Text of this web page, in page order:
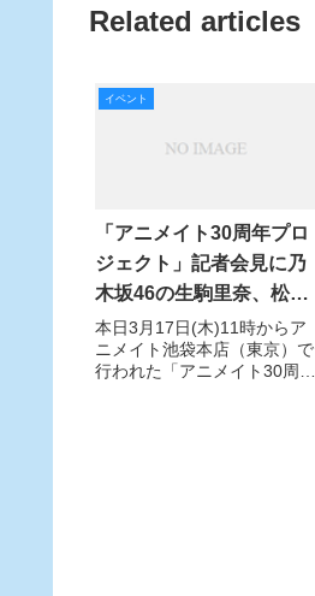
Related articles
イベント
「アニメイト30周年プロ
ジェクト」記者会見に乃
木坂46の生駒里奈、松村
沙友理、佐々木琴子が出
席。アニメイトでの思い
出を語った。
本日3月17日(木)11時からア
ニメイト池袋本店（東京）で
行われた「アニメイト30周年